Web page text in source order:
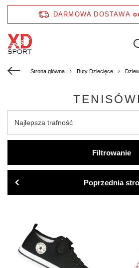
DARMOWA DOSTAWA
Strona główna Buty Dziecięce
Najlepsza trafność
Filtrowanie
Poprzednia